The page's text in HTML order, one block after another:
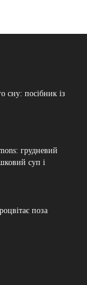
сну: посібник із
грудневий
суп і
поза